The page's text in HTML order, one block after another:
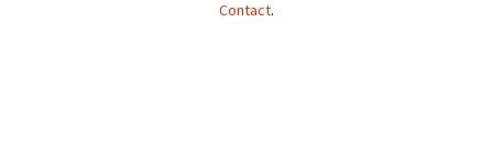
Contact.